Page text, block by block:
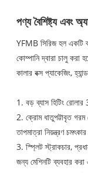
পণ্য বৈশিষ্ট্য এবং
YFMB সিরিজ হল একটি
কোম্পানি দ্বারা চালু করা
কালার বক্স প্যাকেজিং,
1. বড় ব্যাস হিটিং রোলার
2. ক্রোম ধাতুপট্টাবৃত গরম
তাপমাত্রা নিয়ন্ত্রণ
3. স্প্লিট স্ট্রাকচার,
জন্য মেশিনটি ব্যবহার